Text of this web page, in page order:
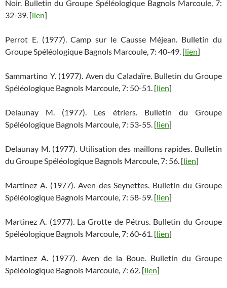
Noir. Bulletin du Groupe Spéléologique Bagnols Marcoule, 7:
32-39. [lien]
Perrot E. (1977). Camp sur le Causse Méjean. Bulletin du
Groupe Spéléologique Bagnols Marcoule, 7: 40-49. [lien]
Sammartino Y. (1977). Aven du Caladaïre. Bulletin du Groupe
Spéléologique Bagnols Marcoule, 7: 50-51. [lien]
Delaunay M. (1977). Les étriers. Bulletin du Groupe
Spéléologique Bagnols Marcoule, 7: 53-55. [lien]
Delaunay M. (1977). Utilisation des maillons rapides. Bulletin
du Groupe Spéléologique Bagnols Marcoule, 7: 56. [lien]
Martinez A. (1977). Aven des Seynettes. Bulletin du Groupe
Spéléologique Bagnols Marcoule, 7: 58-59. [lien]
Martinez A. (1977). La Grotte de Pétrus. Bulletin du Groupe
Spéléologique Bagnols Marcoule, 7: 60-61. [lien]
Martinez A. (1977). Aven de la Boue. Bulletin du Groupe
Spéléologique Bagnols Marcoule, 7: 62. [lien]